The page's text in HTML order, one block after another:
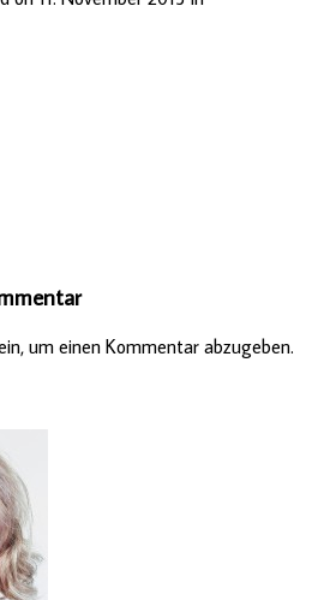
um einen Kommentar abzugeben.